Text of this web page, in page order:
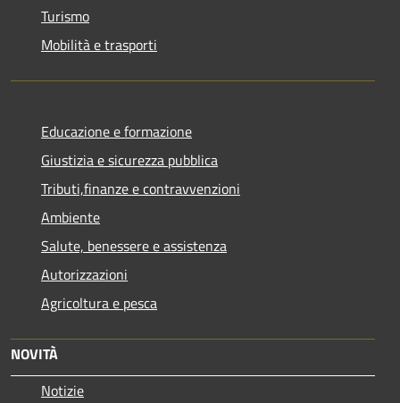
Turismo
Mobilità e trasporti
Educazione e formazione
Giustizia e sicurezza pubblica
Tributi,finanze e contravvenzioni
Ambiente
Salute, benessere e assistenza
Autorizzazioni
Agricoltura e pesca
NOVITÀ
Notizie